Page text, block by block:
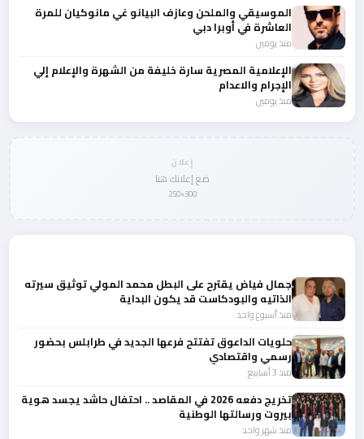
الموسيقي والملحن وعازف البيانو غي مانوكيان للمرة
العاشرة في أوبرا دبي
منذ يومين
الإعلامية المصرية سارة خليفة من الشهرة والإعلام إلي
الإجرام والاعدام
منذ يومين
إعلان
ضع إعلانك هنا
300×250
جمال فياض يقترح على البطل محمد المولي توثيق سيرته
الذاتيه والبودكاست قد يكون البداية
منذ أسبوع واحد
حلويات الداعوق تفتتح فرعها الجديد في طرابلس بحضور
رسمي واقتصادي
منذ 3 أسابيع
تخريج دفعه 2026 في المقاصد .. احتفال حاشد يجسد هوية
بيروت ورسالتها الوطنية
منذ شهر واحد